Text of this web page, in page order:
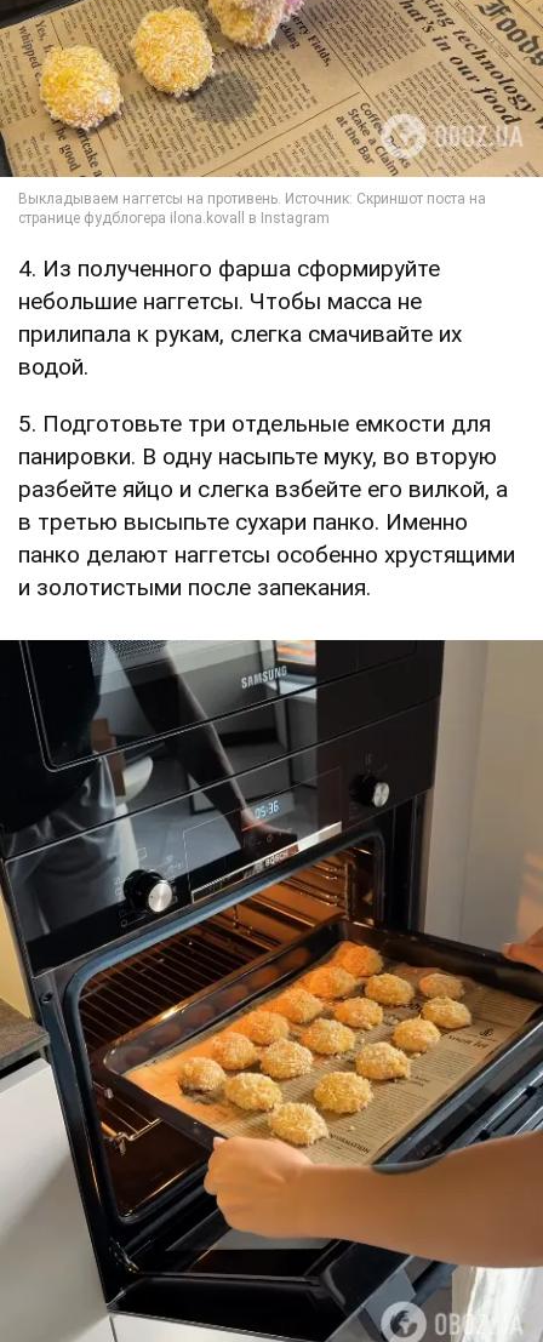
4. Из полученного фарша сформируйте
небольшие наггетсы. Чтобы масса не
прилипала к рукам, слегка смачивайте их
водой.
5. Подготовьте три отдельные емкости для
панировки. В одну насыпьте муку, во вторую
разбейте яйцо и слегка взбейте его вилкой, а
в третью высыпьте сухари панко. Именно
панко делают наггетсы особенно хрустящими
и золотистыми после запекания.